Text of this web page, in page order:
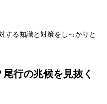
する知識と対策をしっかりと
行の兆候を見抜く